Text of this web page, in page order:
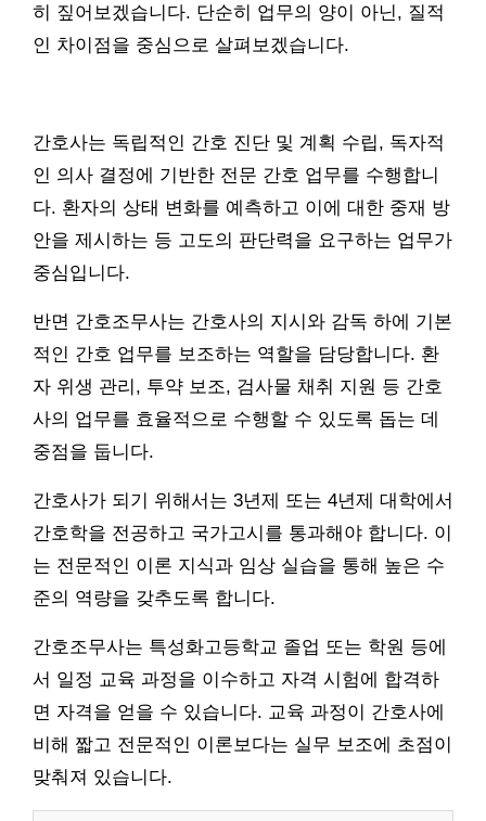
히 짚어보겠습니다. 단순히 업무의 양이 아닌, 질적
인 차이점을 중심으로 살펴보겠습니다.
간호사는 독립적인 간호 진단 및 계획 수립, 독자적
인 의사 결정에 기반한 전문 간호 업무를 수행합니
다. 환자의 상태 변화를 예측하고 이에 대한 중재 방
안을 제시하는 등 고도의 판단력을 요구하는 업무가
중심입니다.
반면 간호조무사는 간호사의 지시와 감독 하에 기본
적인 간호 업무를 보조하는 역할을 담당합니다. 환
자 위생 관리, 투약 보조, 검사물 채취 지원 등 간호
사의 업무를 효율적으로 수행할 수 있도록 돕는 데
중점을 둡니다.
간호사가 되기 위해서는 3년제 또는 4년제 대학에서
간호학을 전공하고 국가고시를 통과해야 합니다. 이
는 전문적인 이론 지식과 임상 실습을 통해 높은 수
준의 역량을 갖추도록 합니다.
간호조무사는 특성화고등학교 졸업 또는 학원 등에
서 일정 교육 과정을 이수하고 자격 시험에 합격하
면 자격을 얻을 수 있습니다. 교육 과정이 간호사에
비해 짧고 전문적인 이론보다는 실무 보조에 초점이
맞춰져 있습니다.